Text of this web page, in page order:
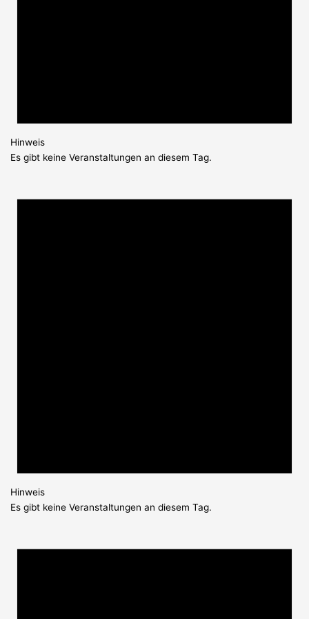
Hinweis
Es gibt keine Veranstaltungen an diesem Tag.
Hinweis
Es gibt keine Veranstaltungen an diesem Tag.